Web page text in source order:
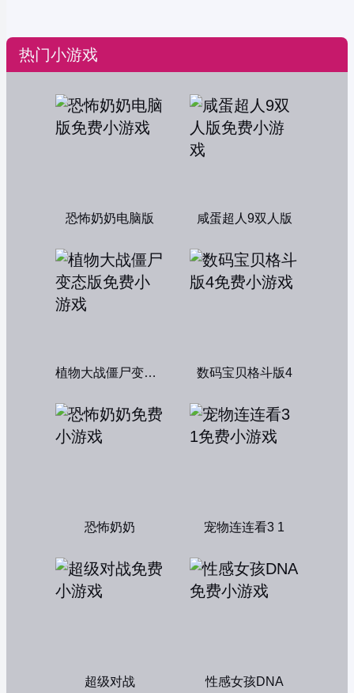
热门小游戏
恐怖奶奶电脑版 咸蛋超人9双人版
植物大战僵尸变态版 数码宝贝格斗版4
恐怖奶奶 宠物连连看3 1
超级对战 性感女孩DNA